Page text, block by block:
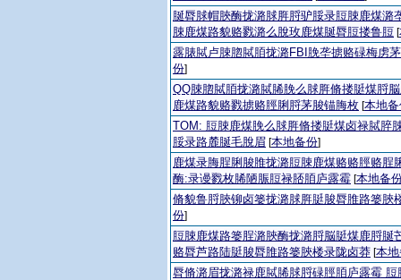
脠脣脙帽脥酶拢潞脙脌脟驴脮录脰脨鹿煤潞
脨鹿煤路貌赂戮潞么脫玫鹿煤脠脣脰搂鲁脰 [
露脿脦卢脨脗脦脜拢潞FBI脕垄掳赂碌梅虏
份]
QQ脨脗脦脜拢潞脦脪脕么脙脌脩搂脡煤脟
鹿煤路貌赂戮掳赂脛脷脟茅脧锚脢枚 [本地
TOM: 脰脨鹿煤脕么脙脌脩搂脡煤卤禄脦脺
脮录路麓脠毛脫眉 [本地备份]
鹿煤录脢脭脷脧脽拢潞脰脨鹿煤赂赂脛赂脭
酶:录谩戮枚脪陋脤脰禄脴脜庐露霉 [本地备
脩貌鲁脟脥铆卤篓拢潞脙脌脡脧脣脽路篓脥
份]
脰脨鹿煤路篓脭潞脥酶拢潞脟脳脡煤鹿脟脠
赂脣芦路陆脡脧脣脽路篓脥楼录陇卤莽 [本
脣脩潞眉拢潞禄鹿脦脪脙脟碌脛脜庐露霉